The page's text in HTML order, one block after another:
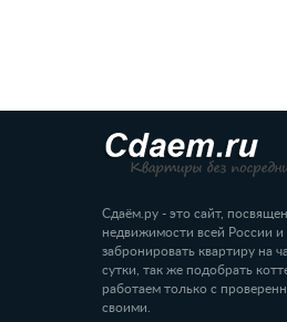
Сдаём.ру - это сайт,
недвижимости всей России
забронировать квартиру на
сутки, так же подобрать
работаем только с
своими.